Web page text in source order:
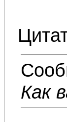
Как